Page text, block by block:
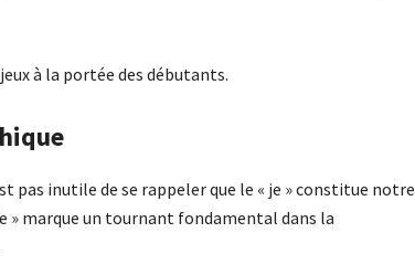
à la portée des débutants.
pas inutile de se rappeler que le « je » constitue notre
» marque un tournant fondamental dans la